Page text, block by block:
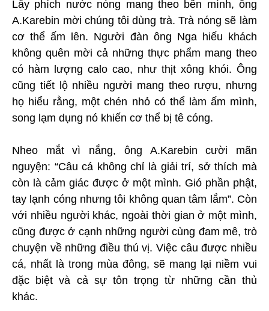
Lấy phích nước nóng mang theo bên mình, ông
A.Karebin mời chúng tôi dùng trà. Trà nóng sẽ làm
cơ thể ấm lên. Người đàn ông Nga hiếu khách
không quên mời cả những thực phẩm mang theo
có hàm lượng calo cao, như thịt xông khói. Ông
cũng tiết lộ nhiều người mang theo rượu, nhưng
họ hiểu rằng, một chén nhỏ có thể làm ấm mình,
song lạm dụng nó khiến cơ thể bị tê cóng.
Nheo mắt vì nắng, ông A.Karebin cười mãn
nguyện: “Câu cá không chỉ là giải trí, sở thích mà
còn là cảm giác được ở một mình. Gió phần phật,
tay lạnh cóng nhưng tôi không quan tâm lắm”. Còn
với nhiều người khác, ngoài thời gian ở một mình,
cũng được ở cạnh những người cùng đam mê, trò
chuyện về những điều thú vị. Việc câu được nhiều
cá, nhất là trong mùa đông, sẽ mang lại niềm vui
đặc biệt và cả sự tôn trọng từ những cần thủ
khác.